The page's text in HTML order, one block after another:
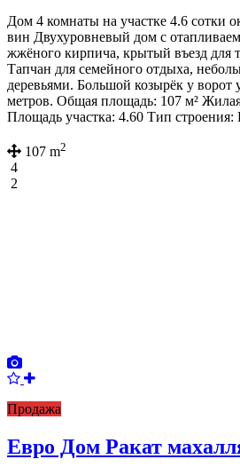
Дом 4 комнаты на участке 4.6 сотки
вин Двухуровневый дом с
жжёного кирпича, крытый въезд для
Тапчан для семейного отдыха,
деревьями. Большой козырёк у ворот
метров. Общая площадь: 107 м²
Площадь участка: 4.60 Тип
107 m2
4
2
Продажа
Евро Дом Ракат